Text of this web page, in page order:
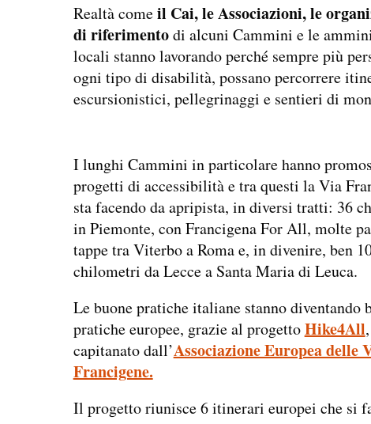
Realtà comeil Cai, le Associazioni, le
di riferimentodi alcuni Cammini e le
locali stanno lavorando perché sempre più
ogni tipo di disabilità, possano percorrere
escursionistici, pellegrinaggi e sentieri di
I lunghi Cammini in particolare hanno
progetti di accessibilità e tra questi la Via
sta facendo da apripista, in diversi tratti: 36
in Piemonte, con Francigena For All, molte
tappe tra Viterbo a Roma e, in divenire, ben
chilometri da Lecce a Santa Maria di Leuca.
Le buone pratiche italiane stanno diventando
pratiche europee, grazie al progettoHike4All,
capitanato dall’Associazione Europea delle
Francigene.
Il progetto riunisce 6 itinerari europei che si